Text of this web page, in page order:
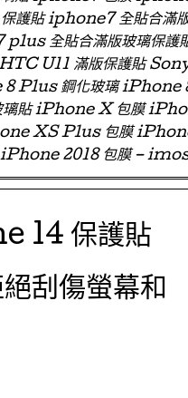
iphone7 全貼合滿版
全貼合滿版玻璃保護
U11 滿版保護貼
Plus 鋼化玻璃
貼 iPhone X 包膜
XS Plus 包膜 iPhone
2018 包膜 –
14 保護貼
刮傷螢幕和